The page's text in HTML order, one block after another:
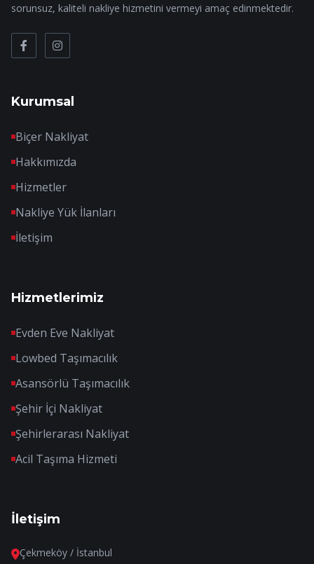
sorunsuz, kaliteli nakliye hizmetini vermeyi amaç edinmektedir.
Kurumsal
Biçer Nakliyat
Hakkımızda
Hizmetler
Nakliye Yük İlanları
İletişim
Hizmetlerimiz
Evden Eve Nakliyat
Lowbed Taşımacılık
Asansörlü Taşımacılık
Şehir İçi Nakliyat
Şehirlerarası Nakliyat
Acil Taşıma Hizmeti
İletişim
Çekmeköy / İstanbul